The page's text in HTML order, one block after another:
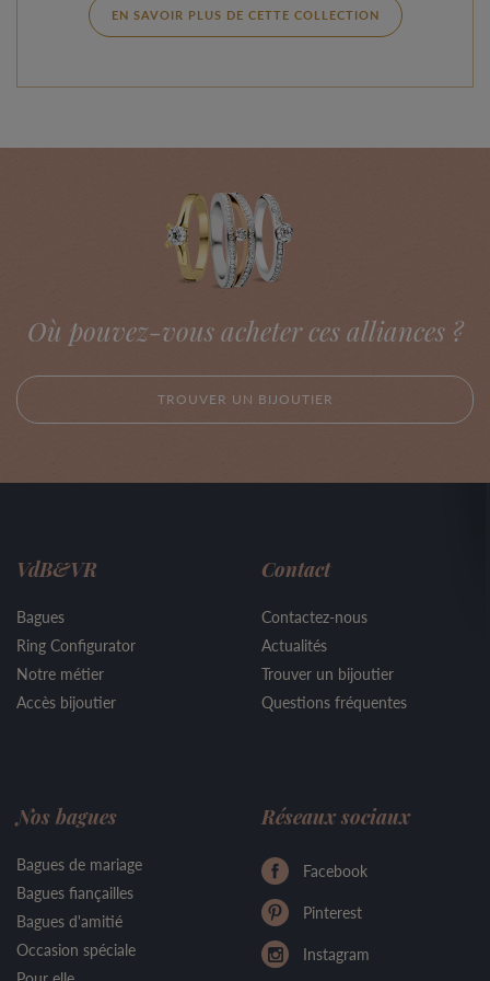
EN SAVOIR PLUS DE CETTE COLLECTION
Où pouvez-vous acheter ces alliances ?
TROUVER UN BIJOUTIER
VdB&VR
Bagues
Ring Configurator
Notre métier
Accès bijoutier
Contact
Contactez-nous
Actualités
Trouver un bijoutier
Questions fréquentes
Nos bagues
Bagues de mariage
Bagues fiançailles
Bagues d'amitié
Occasion spéciale
Réseaux sociaux
Facebook
Pinterest
Instagram